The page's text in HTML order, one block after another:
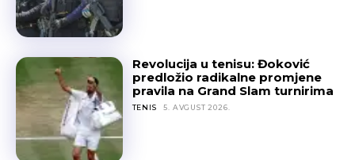
Revolucija u tenisu: Đoković
predložio radikalne promjene
pravila na Grand Slam turnirima
TENIS 5. AVGUST 2026.